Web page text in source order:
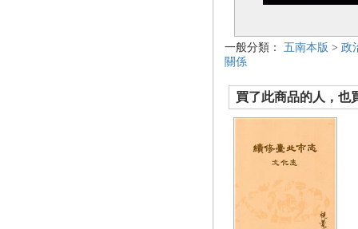
一般分類： 五南本版 > 政
關係
買了此商品的人，也